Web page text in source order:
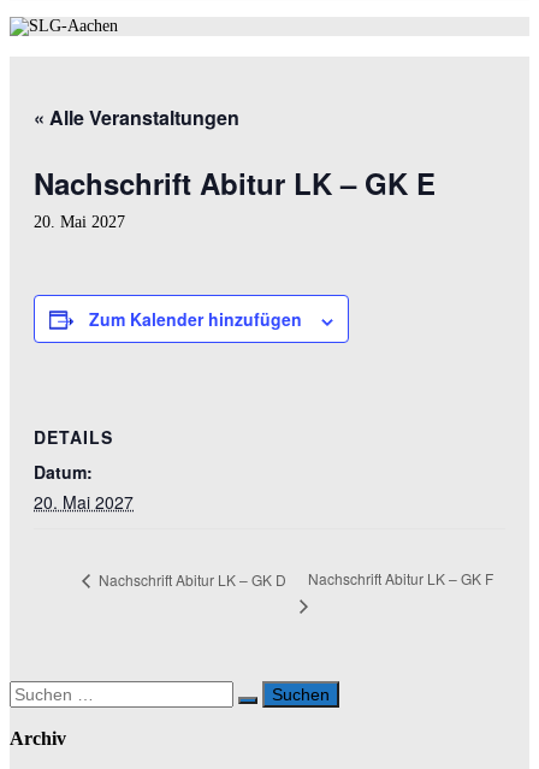
« Alle Veranstaltungen
Nachschrift Abitur LK – GK E
20. Mai 2027
Zum Kalender hinzufügen
DETAILS
Datum:
20. Mai 2027
Nachschrift Abitur LK – GK D Nachschrift Abitur LK – GK F
Suchen
nach:
Archiv